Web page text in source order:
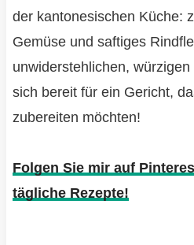
der kantonesischen Küche:
Gemüse und saftiges
unwiderstehlichen,
sich bereit für ein Gericht,
zubereiten möchten!
Folgen Sie mir auf
tägliche Rezepte!